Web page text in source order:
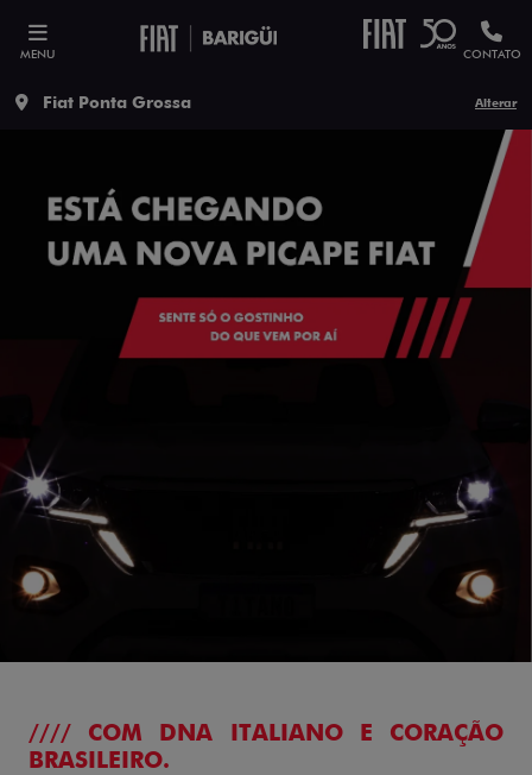
MENU CONTATO
Fiat Ponta Grossa Alterar
//// COM DNA ITALIANO E CORAÇÃO
BRASILEIRO.